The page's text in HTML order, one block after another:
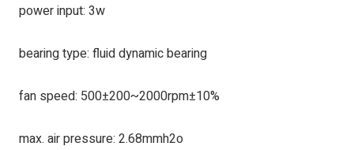
power input: 3w
bearing type: fluid dynamic bearing
fan speed: 500±200~2000rpm±10%
max. air pressure: 2.68mmh2o